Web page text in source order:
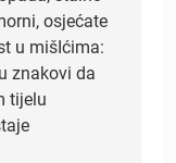
osjećate
u mišIćima:
znakovi da
tijelu